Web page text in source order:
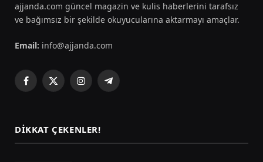
ajjanda.com güncel magazin ve kulis haberlerini tarafsız
ve bağımsız bir şekilde okuyucularına aktarmayı amaçlar.
Email: info@ajjanda.com
Facebook
X
InstagramTelegram
DIKKAT ÇEKENLER!